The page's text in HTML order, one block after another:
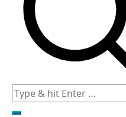
Search
for: